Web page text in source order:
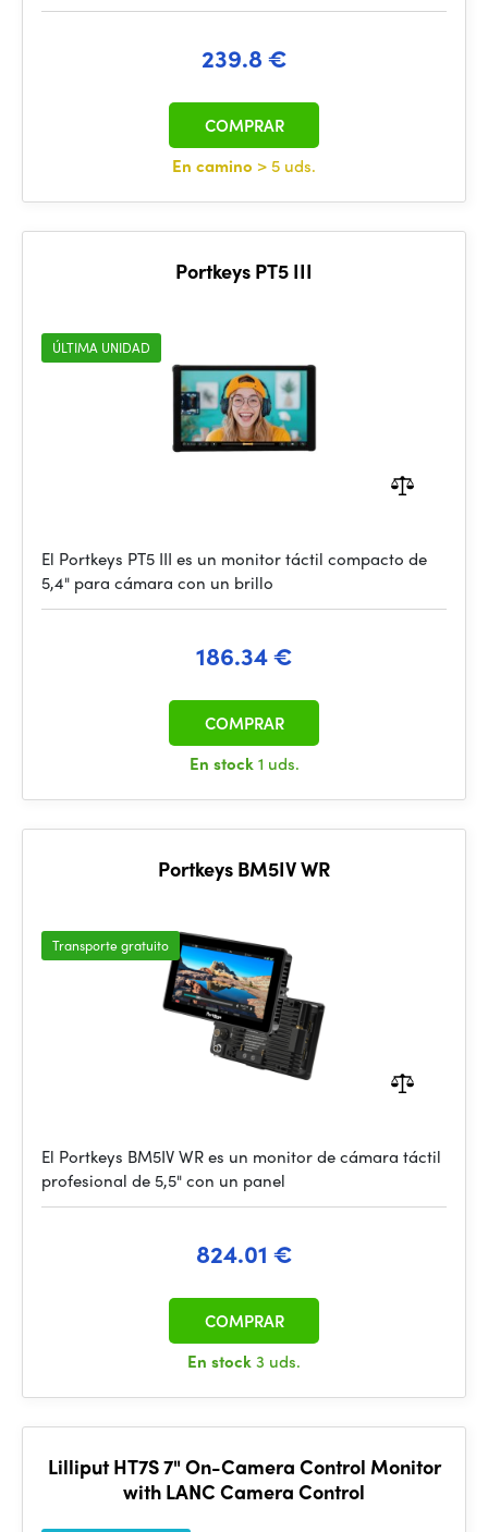
239.8 €
En camino > 5 uds.
COMPRAR
Portkeys PT5 III
ÚLTIMA UNIDAD
El Portkeys PT5 III es un monitor táctil compacto de
5,4" para cámara con un brillo
186.34 €
En stock1 uds.
COMPRAR
Portkeys BM5IV WR
Transporte gratuito
El Portkeys BM5IV WR es un monitor de cámara táctil
profesional de 5,5" con un panel
824.01 €
En stock3 uds.
COMPRAR
Lilliput HT7S 7" On-Camera Control Monitor
with LANC Camera Control